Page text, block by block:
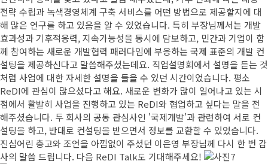
전략 수립과 녹색경영체계 구축 서비스를 어떤 방법으로 제공할지에 대
해 많은 연구를 하고 있음을 알 수 있었습니다. 특히 부장님께서는 개발
효과성과 기후적응력, 지속가능성을 동시에 담보하고, 민간과 기업이 함
께 참여하는 새로운 개발협력 패러다임에 부응하는 국제 표준의 개발 컨
설팅을 제공하신다고 말씀해주셨는데요. 직업설명회에서 설명을 듣는 것
처럼 사업에 대한 자세한 설명을 들을 수 있던 시간이었습니다. 평소
ReDI에 관심이 많으셨다고 해요. 새로운 변화가 많이 일어나고 있는 시
점에서 활발히 사업을 진행하고 있는 ReDI와 협업하고 싶다는 말을 전
해주셨습니다. 두 회사의 공동 관심사인 '국제개발'과 관련하여 서로 컨
설팅을 하고, 반대로 컨설팅을 받으면서 정보를 교환할 수 있었습니다.
진심어린 충고와 조언을 아낌없이 주셨던 이은영 부장님께 다시 한 번 감
사의 말씀 드립니다. 다음 ReDI Talk도 기대해주세요!